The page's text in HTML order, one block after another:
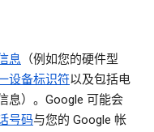
息 （例如您的硬件型
设备标识符以及包括电
息）。Google 可能会
号码与您的 Google 帐